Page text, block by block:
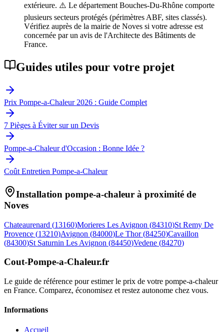
extérieure. ⚠️ Le département Bouches-Du-Rhône comporte
plusieurs secteurs protégés (périmètres ABF, sites classés).
Vérifiez auprès de la mairie de Noves si votre adresse est
concernée par un avis de l'Architecte des Bâtiments de
France.
Guides utiles pour votre projet
Prix Pompe-a-Chaleur 2026 : Guide Complet
7 Pièges à Éviter sur un Devis
Pompe-a-Chaleur d'Occasion : Bonne Idée ?
Coût Entretien Pompe-a-Chaleur
Installation pompe-a-chaleur à proximité de
Noves
Chateaurenard (13160)Morieres Les Avignon (84310)St Remy De
Provence (13210)Avignon (84000)Le Thor (84250)Cavaillon
(84300)St Saturnin Les Avignon (84450)Vedene (84270)
Cout-Pompe-a-Chaleur.fr
Le guide de référence pour estimer le prix de votre pompe-a-chaleur
en France. Comparez, économisez et restez autonome chez vous.
Informations
Accueil